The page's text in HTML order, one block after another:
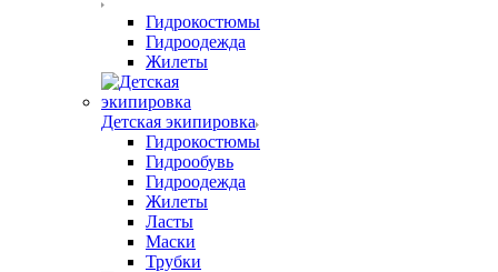
Гидрокостюмы
Гидроодежда
Жилеты
Детская экипировка
Гидрокостюмы
Гидрообувь
Гидроодежда
Жилеты
Ласты
Маски
Трубки